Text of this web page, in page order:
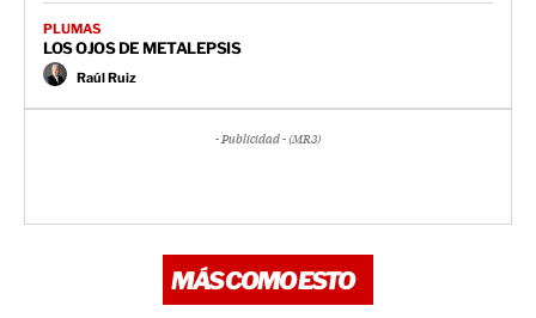
PLUMAS
LOS OJOS DE METALEPSIS
Raúl Ruiz
- Publicidad - (MR3)
MÁS COMO ESTO